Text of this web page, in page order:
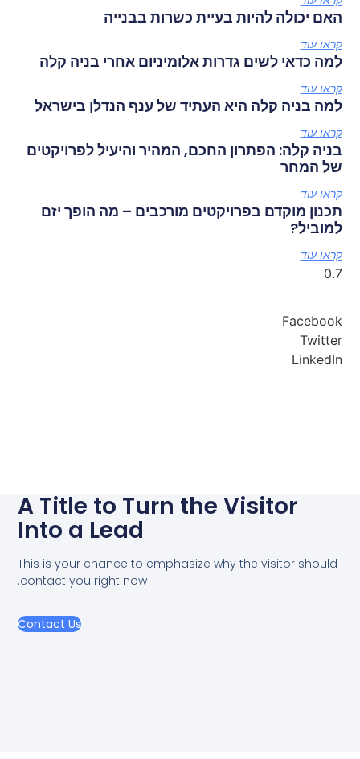
האם יכולה להיות בעיית כשרות בבנייה
קראו עוד
למה כדאי לשים גדרות אלומיניום אחרי בניה קלה
קראו עוד
למה בניה קלה היא העתיד של ענף הנדלן בישראל
קראו עוד
בניה קלה: הפתרון החכם, המהיר והיעיל לפרויקטים
של המחר
קראו עוד
תכנון מוקדם בפרויקטים מורכבים – מה הופך יזם
למוביל?
קראו עוד
Facebook
Twitter
LinkedIn
A Title to Turn the Visitor
Into a Lead
This is your chance to emphasize why the visitor should
contact you right now.
Contact Us